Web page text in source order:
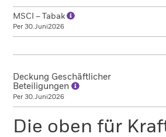
MSCI – Tabak
Per 30.Juni2026
Deckung Geschäftlicher
Beteiligungen
Per 30.Juni2026
Die oben für